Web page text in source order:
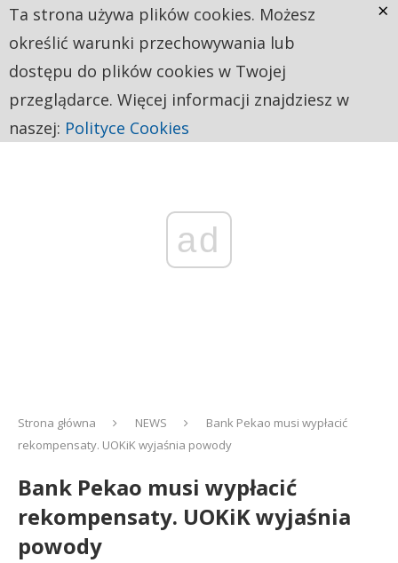
ad
Strona główna NEWS
Bank Pekao musi wypłacić
rekompensaty. UOKiK wyjaśnia powody
Bank Pekao musi wypłacić
rekompensaty. UOKiK wyjaśnia
powody
Ta strona używa plików cookies. Możesz
określić warunki przechowywania lub
dostępu do plików cookies w Twojej
przeglądarce. Więcej informacji znajdziesz w
naszej: Polityce Cookies
×